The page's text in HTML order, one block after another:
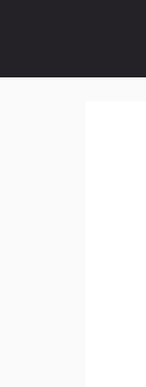
content